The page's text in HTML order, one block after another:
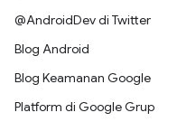
@AndroidDev di Twitter
Blog Android
Blog Keamanan Google
Platform di Google Grup